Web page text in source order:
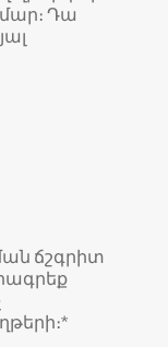
Դա
ճշգրիտ